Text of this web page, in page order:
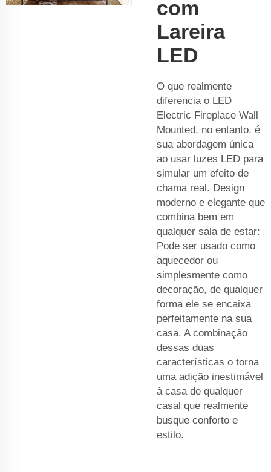
com
Lareira
LED
O que realmente
diferencia o LED
Electric Fireplace Wall
Mounted, no entanto, é
sua abordagem única
ao usar luzes LED para
simular um efeito de
chama real. Design
moderno e elegante que
combina bem em
qualquer sala de estar:
Pode ser usado como
aquecedor ou
simplesmente como
decoração, de qualquer
forma ele se encaixa
perfeitamente na sua
casa. A combinação
dessas duas
características o torna
uma adição inestimável
à casa de qualquer
casal que realmente
busque conforto e
estilo.